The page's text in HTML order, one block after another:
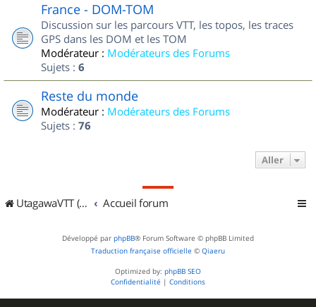
France - DOM-TOM
Discussion sur les parcours VTT, les topos, les traces
GPS dans les DOM et les TOM
Modérateur : Modérateurs des Forums
Sujets : 6
Reste du monde
Modérateur : Modérateurs des Forums
Sujets : 76
Aller
UtagawaVTT (Randos VTT et VTTAE avec traces GPS) Accueil forum
Développé par phpBB® Forum Software © phpBB Limited
Traduction française officielle © Qiaeru
Optimized by: phpBB SEO
Confidentialité | Conditions